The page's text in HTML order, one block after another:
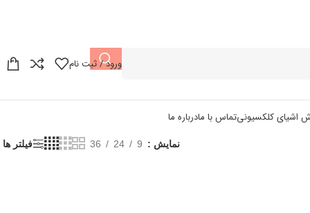
ورود / ثبت نام
اشیای کلکسیونیتماس با مادرباره ما
نمایش 9
24
36 فیلتر ها